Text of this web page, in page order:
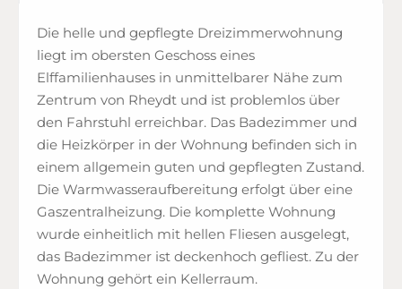
Die helle und gepflegte Dreizimmerwohnung
liegt im obersten Geschoss eines
Elffamilienhauses in unmittelbarer Nähe zum
Zentrum von Rheydt und ist problemlos über
den Fahrstuhl erreichbar. Das Badezimmer und
die Heizkörper in der Wohnung befinden sich in
einem allgemein guten und gepflegten Zustand.
Die Warmwasseraufbereitung erfolgt über eine
Gaszentralheizung. Die komplette Wohnung
wurde einheitlich mit hellen Fliesen ausgelegt,
das Badezimmer ist deckenhoch gefliest. Zu der
Wohnung gehört ein Kellerraum.